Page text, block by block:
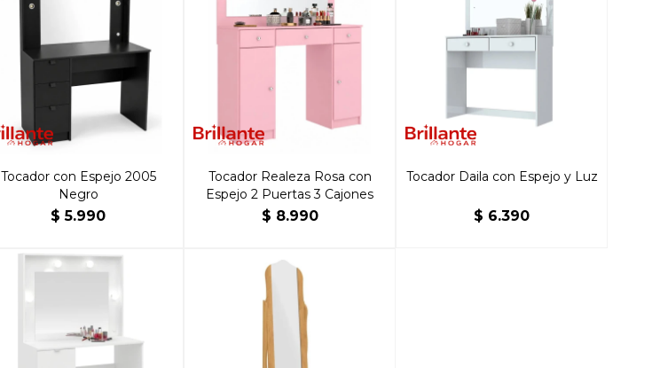
Tocador con Espejo 2005
Negro
$ 5.990
Tocador Realeza Rosa con
Espejo 2 Puertas 3 Cajones
$ 8.990
Tocador Daila con Espejo y Luz
$ 6.390